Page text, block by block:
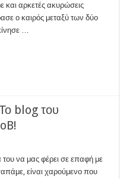
και αρκετές ακυρώσεις
ο καιρός μεταξύ των δύο
…
blog του
να μας φέρει σε επαφή με
είναι χαρούμενο που